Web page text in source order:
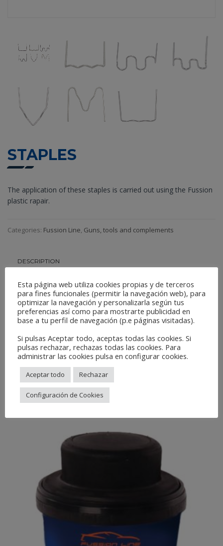
STAPLES
The application of these staples is carried out using the Fussion
plastic rapair.
Categories: Fussion Line Guns, tools and complements
DESCRIPTION
Reference:
Grapa 0,6mmRS16
Grapa 0,8mmRS18
Grapa 0,8mmRS28
Grapa 0,8mmRS38
Related Products
Esta página web utiliza cookies propias y de terceros
para fines funcionales (permitir la navegación web), para
optimizar la navegación y personalizarla según tus
preferencias así como para mostrarte publicidad en
base a tu perfil de navegación (p.e páginas visitadas).
Si pulsas Aceptar todo, aceptas todas las cookies. Si
pulsas rechazar, rechazas todas las cookies. Para
administrar las cookies pulsa en configurar cookies.
Aceptar todo Rechazar
Configuración de Cookies